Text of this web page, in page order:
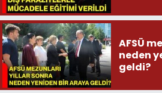
AFSÜ
neden
geldi?